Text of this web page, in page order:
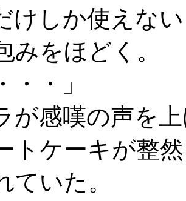
しか使えな
みをほどく。
・・」
感嘆の声を
トケーキが整
ていた。